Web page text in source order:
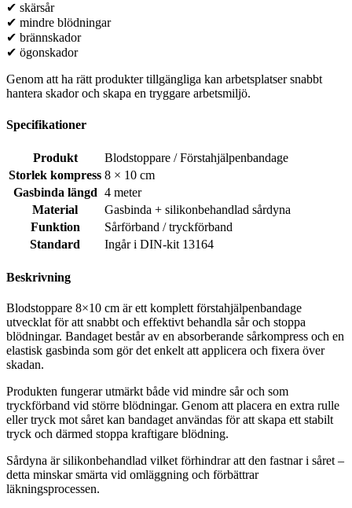
✔ skärsår
✔ mindre blödningar
✔ brännskador
✔ ögonskador
Genom att ha rätt produkter tillgängliga kan arbetsplatser snabbt
hantera skador och skapa en tryggare arbetsmiljö.
Specifikationer
Produkt
Blodstoppare / Förstahjälpenbandage
Storlek kompress 8 × 10 cm
Gasbinda längd 4 meter
Material
Gasbinda + silikonbehandlad sårdyna
Funktion
Sårförband / tryckförband
Standard
Ingår i DIN-kit 13164
Beskrivning
Blodstoppare 8×10 cm är ett komplett förstahjälpenbandage
utvecklat för att snabbt och effektivt behandla sår och stoppa
blödningar. Bandaget består av en absorberande sårkompress och en
elastisk gasbinda som gör det enkelt att applicera och fixera över
skadan.
Produkten fungerar utmärkt både vid mindre sår och som
tryckförband vid större blödningar. Genom att placera en extra rulle
eller tryck mot såret kan bandaget användas för att skapa ett stabilt
tryck och därmed stoppa kraftigare blödning.
Sårdyna är silikonbehandlad vilket förhindrar att den fastnar i såret –
detta minskar smärta vid omläggning och förbättrar
läkningsprocessen.